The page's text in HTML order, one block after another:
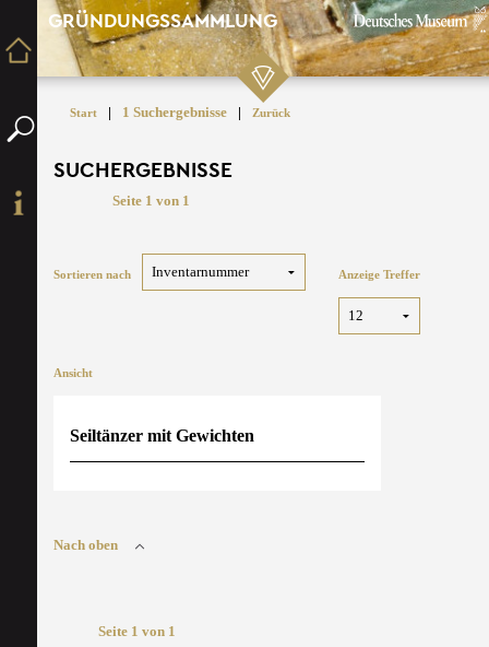
GRÜNDUNGSSAMMLUNG
Start | 1 Suchergebnisse | Zurück
SUCHERGEBNISSE
Seite 1 von 1
Sortieren nach Anzeige Treffer
Ansicht
Seiltänzer mit Gewichten
Nach oben
Seite 1 von 1